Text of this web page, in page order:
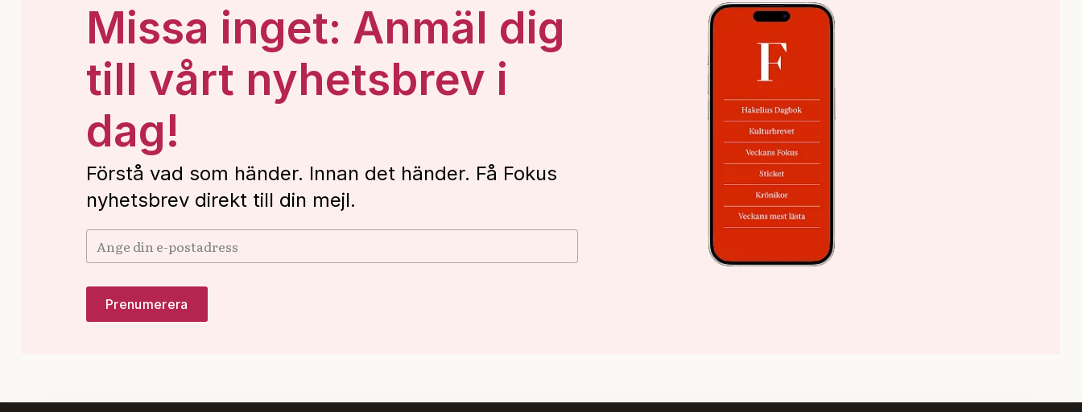
Missa inget: Anmäl dig
till vårt nyhetsbrev i
dag!
Förstå vad som händer. Innan det händer. Få Fokus
nyhetsbrev direkt till din mejl.